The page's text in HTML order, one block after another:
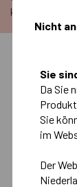
kontaktieren.
Webshop ›
Nicht
Sie
Da Sie
Sie
im
Der